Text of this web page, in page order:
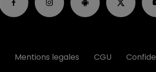
Mentions legales CGU